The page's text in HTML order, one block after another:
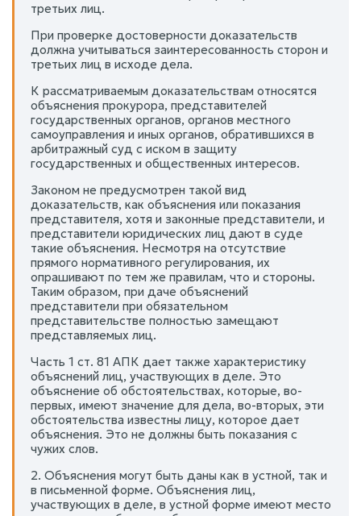
третьих лиц.
При проверке достоверности доказательств
должна учитываться заинтересованность сторон и
третьих лиц в исходе дела.
К рассматриваемым доказательствам относятся
объяснения прокурора, представителей
государственных органов, органов местного
самоуправления и иных органов, обратившихся в
арбитражный суд с иском в защиту
государственных и общественных интересов.
Законом не предусмотрен такой вид
доказательств, как объяснения или показания
представителя, хотя и законные представители, и
представители юридических лиц дают в суде
такие объяснения. Несмотря на отсутствие
прямого нормативного регулирования, их
опрашивают по тем же правилам, что и стороны.
Таким образом, при даче объяснений
представители при обязательном
представительстве полностью замещают
представляемых лиц.
Часть 1 ст. 81 АПК дает также характеристику
объяснений лиц, участвующих в деле. Это
объяснение об обстоятельствах, которые, во-
первых, имеют значение для дела, во-вторых, эти
обстоятельства известны лицу, которое дает
объяснения. Это не должны быть показания с
чужих слов.
2. Объяснения могут быть даны как в устной, так и
в письменной форме. Объяснения лиц,
участвующих в деле, в устной форме имеют место